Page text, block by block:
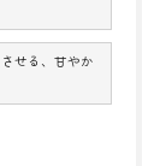
せる、甘やか